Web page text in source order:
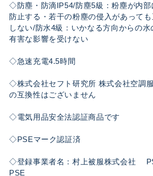
◇防塵・防滴IP54/防塵5級：粉塵が内部
防止する・若干の粉塵の侵入があって
しない/防水4級：いかなる方向からの水
有害な影響を受けない
◇急速充電4.5時間
◇株式会社セフト研究所 株式会社空調
の互換性はございません
◇電気用品安全法認証商品です
◇PSEマーク認証済
◇登録事業者名：村上被服株式会社
PSE